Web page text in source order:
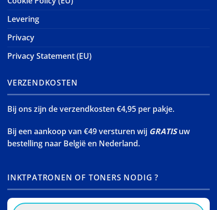
Levering
Privacy
Privacy Statement (EU)
VERZENDKOSTEN
Bij ons zijn de verzendkosten €4,95 per pakje.
Bij een aankoop van €49 versturen wij GRATISuw
bestelling naar België en Nederland.
INKTPATRONEN OF TONERS NODIG ?
Products